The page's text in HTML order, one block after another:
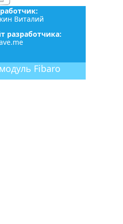
Виталий
разработчика:
модуль Fibaro